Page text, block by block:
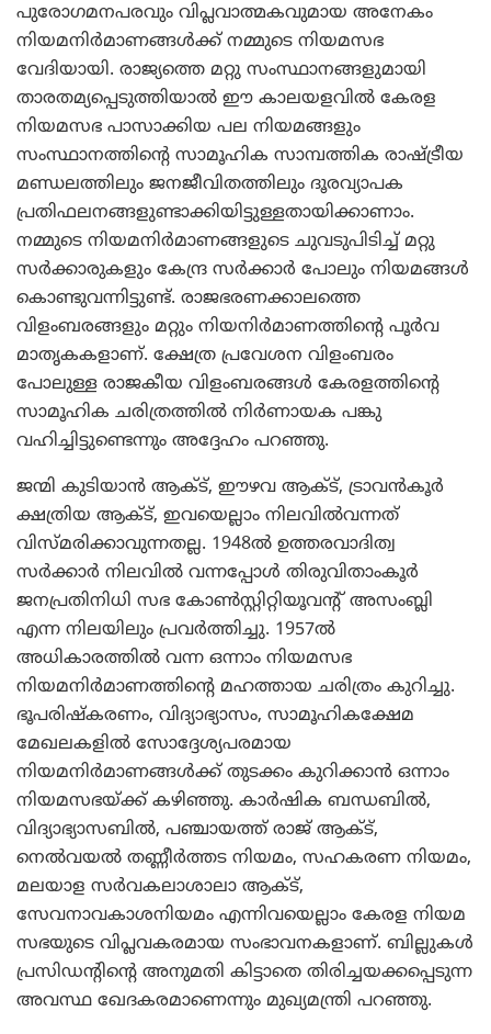
പുരോഗമനപരവും വിപ്ലവാത്മകവുമായ അനേകം
നിയമനിര്‍മാണങ്ങള്‍ക്ക് നമ്മുടെ നിയമസഭ
വേദിയായി. രാജ്യത്തെ മറ്റു സംസ്ഥാനങ്ങളുമായി
താരതമ്യപ്പെടുത്തിയാല്‍ ഈ കാലയളവില്‍ കേരള
നിയമസഭ പാസാക്കിയ പല നിയമങ്ങളും
സംസ്ഥാനത്തിന്റെ സാമൂഹിക സാമ്പത്തിക രാഷ്ട്രീയ
മണ്ഡലത്തിലും ജനജീവിതത്തിലും ദൂരവ്യാപക
പ്രതിഫലനങ്ങളുണ്ടാക്കിയിട്ടുള്ളതായിക്കാണാം.
നമ്മുടെ നിയമനിര്‍മാണങ്ങളുടെ ചുവടുപിടിച്ച് മറ്റു
സര്‍ക്കാരുകളും കേന്ദ്ര സര്‍ക്കാര്‍ പോലും നിയമങ്ങള്‍
കൊണ്ടുവന്നിട്ടുണ്ട്. രാജഭരണക്കാലത്തെ
വിളംബരങ്ങളും മറ്റും നിയനിര്‍മാണത്തിന്റെ പൂര്‍വ
മാതൃകകളാണ്. ക്ഷേത്ര പ്രവേശന വിളംബരം
പോലുള്ള രാജകീയ വിളംബരങ്ങള്‍ കേരളത്തിന്റെ
സാമൂഹിക ചരിത്രത്തില്‍ നിര്‍ണായക പങ്കു
വഹിച്ചിട്ടുണ്ടെന്നും അദ്ദേഹം പറഞ്ഞു.
ജന്മി കുടിയാന്‍ ആക്ട്, ഈഴവ ആക്ട്, ട്രാവന്‍കൂര്‍
ക്ഷത്രിയ ആക്ട്, ഇവയെല്ലാം നിലവില്‍വന്നത്
വിസ്മരിക്കാവുന്നതല്ല. 1948ല്‍ ഉത്തരവാദിത്വ
സര്‍ക്കാര്‍ നിലവില്‍ വന്നപ്പോള്‍ തിരുവിതാംകൂര്‍
ജനപ്രതിനിധി സഭ കോണ്‍സ്റ്റിറ്റിയൂവന്റ് അസംബ്ലി
എന്ന നിലയിലും പ്രവര്‍ത്തിച്ചു. 1957ല്‍
അധികാരത്തില്‍ വന്ന ഒന്നാം നിയമസഭ
നിയമനിര്‍മാണത്തിന്റെ മഹത്തായ ചരിത്രം കുറിച്ചു.
ഭൂപരിഷ്‌കരണം, വിദ്യാഭ്യാസം, സാമൂഹികക്ഷേമ
മേഖലകളില്‍ സോദ്ദേശ്യപരമായ
നിയമനിര്‍മാണങ്ങള്‍ക്ക് തുടക്കം കുറിക്കാന്‍ ഒന്നാം
നിയമസഭയ്ക്ക് കഴിഞ്ഞു. കാര്‍ഷിക ബന്ധബില്‍,
വിദ്യാഭ്യാസബില്‍, പഞ്ചായത്ത് രാജ് ആക്ട്,
നെല്‍വയല്‍ തണ്ണീര്‍ത്തട നിയമം, സഹകരണ നിയമം,
മലയാള സര്‍വകലാശാലാ ആക്ട്,
സേവനാവകാശനിയമം എന്നിവയെല്ലാം കേരള നിയമ
സഭയുടെ വിപ്ലവകരമായ സംഭാവനകളാണ്. ബില്ലുകള്‍
പ്രസിഡന്റിന്റെ അനുമതി കിട്ടാതെ തിരിച്ചയക്കപ്പെടുന്ന
അവസ്ഥ ഖേദകരമാണെന്നും മുഖ്യമന്ത്രി പറഞ്ഞു.